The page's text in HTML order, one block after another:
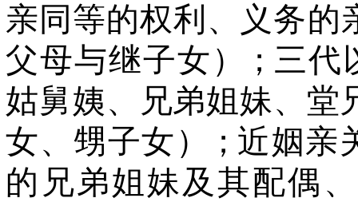
亲同等的权利、义务的
父母与继子女）； 三代
姑舅姨、兄弟姐妹、堂
女、甥子女）； 近姻亲
的兄弟姐妹及其配偶